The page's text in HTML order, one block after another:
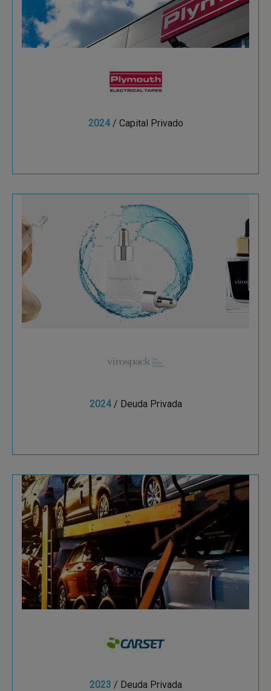
2024/ Capital Privado
Empresa especializada en la fabricación y
comercialización de cintas adhesivas de alta
calidad.
Ver más
2024/ Deuda Privada
Virospack
Virospack (Badalona, 1956) es el principal
fabricante a nivel mundial de cuentagotas
premium
para la industria de la alta cosmética.
2023 / Deuda Privada
CarSet
CarSet es la empresa líder en traslados y
entregas personalizadas de vehículos en
España.